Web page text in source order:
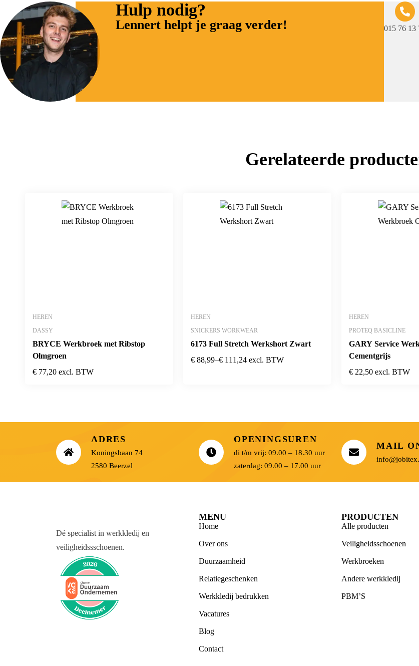
Hulp nodig?
Lennert helpt je graag verder! 015 76 13
Gerelateerde
HEREN
DASSY
BRYCE Werkbroek met Ribstop
Olmgroen
€ 77,20 excl. BTW
HEREN
SNICKERS WORKWEAR
6173 Full Stretch Werkshort Zwart
€ 88,99–€ 111,24 excl. BTW
HEREN
PROTEQ BASICLINE
GARY Service
Cementgrijs
€ 22,50 excl. BTW
ADRES
Koningsbaan 74
2580 Beerzel
OPENINGSUREN
di t/m vrij: 09.00 – 18.30 uur
zaterdag: 09.00 – 17.00 uur
MAIL
Dé specialist in werkkledij en
veiligheidssschoenen.
MENU
Home
Over ons
Duurzaamheid
Relatiegeschenken
Werkkledij bedrukken
Vacatures
Blog
Contact
PRODUCTEN
Alle producten
Veiligheidsschoenen
Werkbroeken
Andere werkkledij
PBM’S